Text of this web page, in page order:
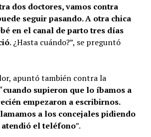
dos doctores, vamos contra
seguir pasando. A otra chica
en el canal de parto tres días
. ¿Hasta cuándo?”, se preguntó
apuntó también contra la
cuando supieron que lo íbamos a
empezaron a escribirnos.
a los concejales pidiendo
atendió el teléfono”.